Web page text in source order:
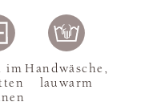
im Handwäsche,
lauwarm